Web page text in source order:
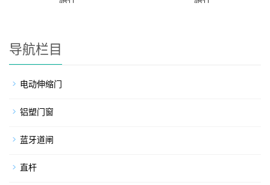
导航栏目
电动伸缩门
铝塑门窗
蓝牙道闸
直杆